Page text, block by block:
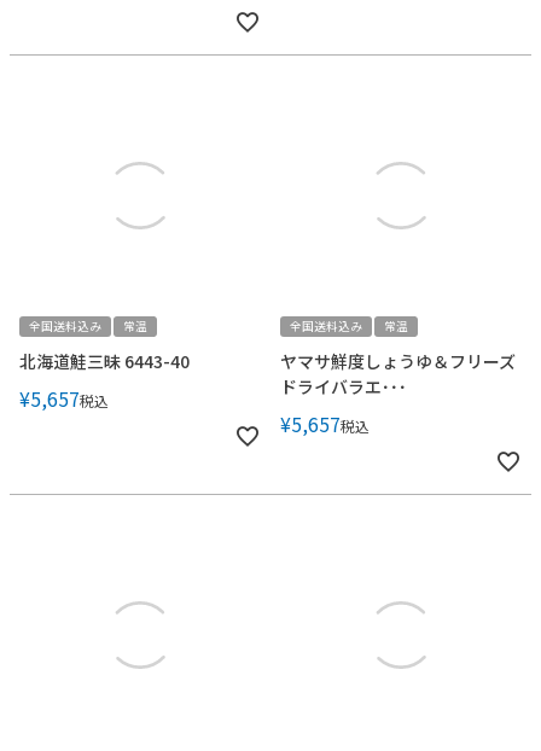
全国送料込み 常温
北海道鮭三昧 6443-40
¥5,657税込
全国送料込み 常温
ヤマサ鮮度しょうゆ＆フリーズ
ドライバラエ･･･
¥5,657税込